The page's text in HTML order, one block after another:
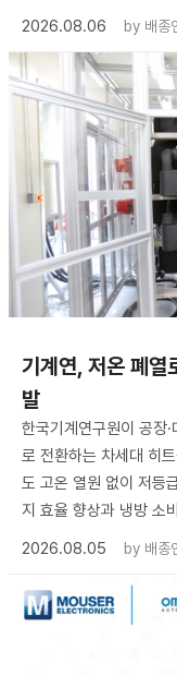
2026.08.06
by 배종
기계연, 저온 폐열
발
한국기계연구원이 공장
로 전환하는 차세대 히
도 고온 열원 없이 저등
지 효율 향상과 냉방 소
2026.08.05
by 배종